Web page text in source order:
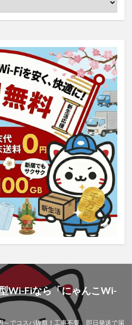
Wi-Fiなら「にゃんこWi-
でコスパ抜群！工事不要、即日発送で届